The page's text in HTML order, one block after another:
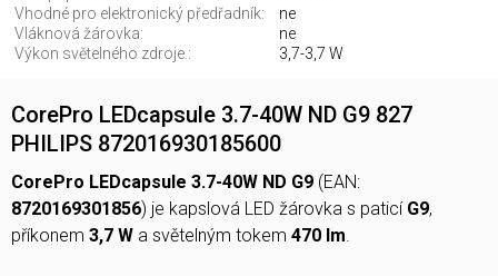
Vhodné pro elektronický předřadník:
ne
Vláknová žárovka:
ne
Výkon světelného zdroje.:
3,7-3,7 W
CorePro LEDcapsule 3.7-40W ND G9 827
PHILIPS 872016930185600
CorePro LEDcapsule 3.7-40W ND G9 (EAN:
8720169301856) je kapslová LED žárovka s paticí G9,
příkonem 3,7 W a světelným tokem 470 lm.